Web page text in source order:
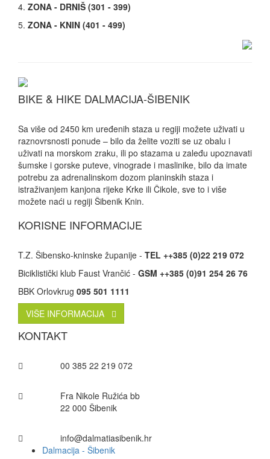
4. ZONA - DRNIŠ (301 - 399)
5. ZONA - KNIN (401 - 499)
BIKE & HIKE DALMACIJA-ŠIBENIK
Sa više od 2450 km uređenih staza u regiji možete uživati u
raznovrsnosti ponude – bilo da želite voziti se uz obalu i
uživati na morskom zraku, ili po stazama u zaleđu upoznavati
šumske i gorske puteve, vinograde i maslinike, bilo da imate
potrebu za adrenalinskom dozom planinskih staza i
istraživanjem kanjona rijeke Krke ili Čikole, sve to i više
možete naći u regiji Šibenik Knin.
KORISNE INFORMACIJE
T.Z. Šibensko-kninske županije - TEL ++385 (0)22 219 072
Biciklistički klub Faust Vrančić - GSM ++385 (0)91 254 26 76
BBK Orlovkrug 095 501 1111
VIŠE INFORMACIJA
KONTAKT
00 385 22 219 072
Fra Nikole Ružića bb
22 000 Šibenik
info@dalmatiasibenik.hr
Dalmacija - Šibenik